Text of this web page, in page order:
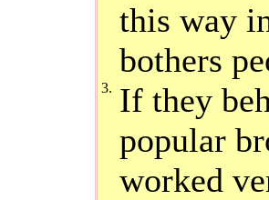
this way
bothers
3. If they
popular
worked